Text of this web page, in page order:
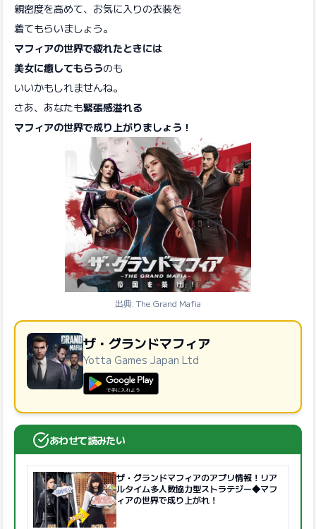
親密度を高めて、お気に入りの衣装を
着てもらいましょう。
マフィアの世界で疲れたときには
美女に癒してもらうのも
いいかもしれませんね。
さあ、あなたも緊張感溢れる
マフィアの世界で成り上がりましょう！
出典: The Grand Mafia
ザ・グランドマフィア
Yotta Games Japan Ltd
あわせて読みたい
ザ・グランドマフィアのアプリ情報！リア
ルタイム多人数協力型ストラテジー◆マフ
ィアの世界で成り上がれ！